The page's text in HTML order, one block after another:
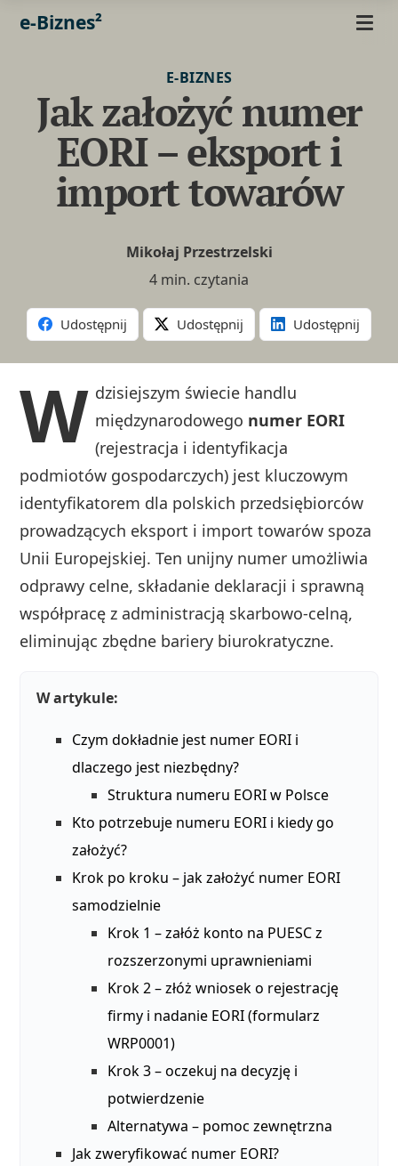
e-Biznes²
E-BIZNES
Jak założyć numer
EORI – eksport i
import towarów
Mikołaj Przestrzelski
4 min. czytania
Udostępnij Udostępnij Udostępnij
W dzisiejszym świecie handlu
międzynarodowego numer EORI
(rejestracja i identyfikacja
podmiotów gospodarczych) jest kluczowym
identyfikatorem dla polskich przedsiębiorców
prowadzących eksport i import towarów spoza
Unii Europejskiej. Ten unijny numer umożliwia
odprawy celne, składanie deklaracji i sprawną
współpracę z administracją skarbowo-celną,
eliminując zbędne bariery biurokratyczne.
W artykule:
Czym dokładnie jest numer EORI i
dlaczego jest niezbędny?
Struktura numeru EORI w Polsce
Kto potrzebuje numeru EORI i kiedy go
założyć?
Krok po kroku – jak założyć numer EORI
samodzielnie
Krok 1 – załóż konto na PUESC z
rozszerzonymi uprawnieniami
Krok 2 – złóż wniosek o rejestrację
firmy i nadanie EORI (formularz
WRP0001)
Krok 3 – oczekuj na decyzję i
potwierdzenie
Alternatywa – pomoc zewnętrzna
Jak zweryfikować numer EORI?